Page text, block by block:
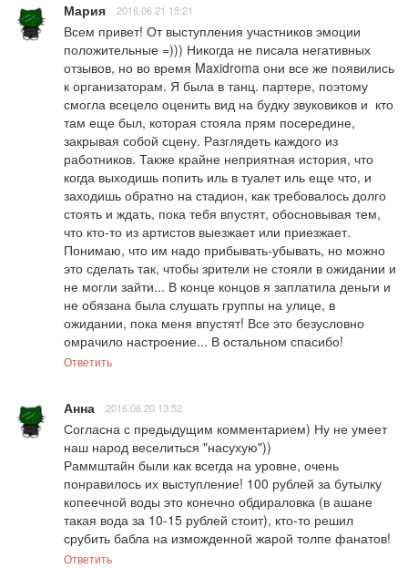
Мария 2016.06.21 15:21
Всем привет! От выступления участников эмоции
положительные =))) Никогда не писала негативных
отзывов, но во время Maxidroma они все же появились
к организаторам. Я была в танц. партере, поэтому
смогла всецело оценить вид на будку звуковиков и  кто
там еще был, которая стояла прям посередине,
закрывая собой сцену. Разглядеть каждого из
работников. Также крайне неприятная история, что
когда выходишь попить иль в туалет иль еще что, и
заходишь обратно на стадион, как требовалось долго
стоять и ждать, пока тебя впустят, обосновывая тем,
что кто-то из артистов выезжает или приезжает.
Понимаю, что им надо прибывать-убывать, но можно
это сделать так, чтобы зрители не стояли в ожидании и
не могли зайти... В конце концов я заплатила деньги и
не обязана была слушать группы на улице, в
ожидании, пока меня впустят! Все это безусловно
омрачило настроение... В остальном спасибо!
Ответить
Анна 2016.06.20 13:52
Согласна с предыдущим комментарием) Ну не умеет
наш народ веселиться "насухую"))
Раммштайн были как всегда на уровне, очень
понравилось их выступление! 100 рублей за бутылку
копеечной воды это конечно обдираловка (в ашане
такая вода за 10-15 рублей стоит), кто-то решил
срубить бабла на изможденной жарой толпе фанатов!
Ответить